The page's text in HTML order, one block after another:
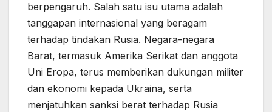
berpengaruh. Salah satu isu utama adalah
tanggapan internasional yang beragam
terhadap tindakan Rusia. Negara-negara
Barat, termasuk Amerika Serikat dan anggota
Uni Eropa, terus memberikan dukungan militer
dan ekonomi kepada Ukraina, serta
menjatuhkan sanksi berat terhadap Rusia